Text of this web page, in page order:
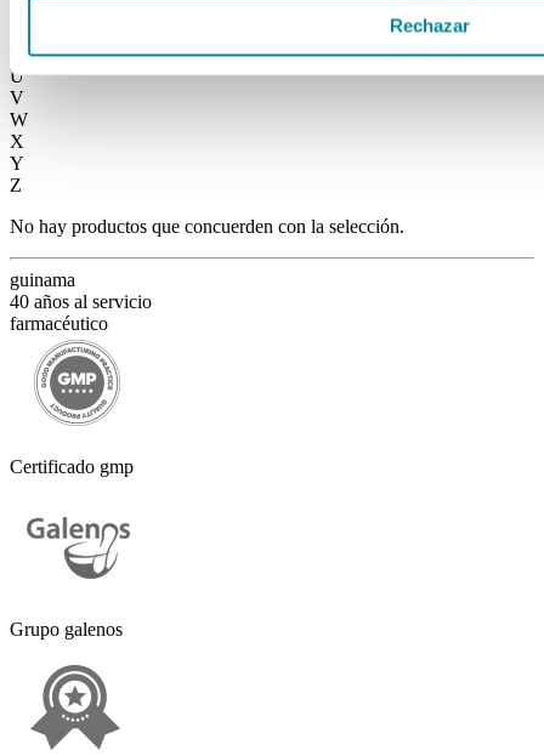
Rechazar
U
V
W
X
Y
Z
No hay productos que concuerden con la selección.
guinama
40 años al servicio
farmacéutico
Certificado gmp
Grupo galenos